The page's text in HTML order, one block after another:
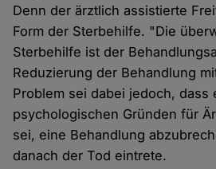
Denn der ärztlich assistierte
Form der Sterbehilfe. "Die
Sterbehilfe ist der
Reduzierung der Behandlung
Problem sei dabei jedoch, dass
psychologischen Gründen für
sei, eine Behandlung
danach der Tod eintrete.